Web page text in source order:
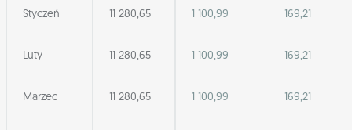
Styczeń 11 280,65 1 100,99 169,21
Luty 11 280,65 1 100,99 169,21
Marzec 11 280,65 1 100,99 169,21